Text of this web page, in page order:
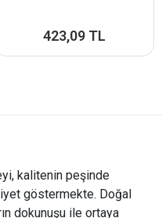
423,09 TL
kalitenin peşinde
göstermekte. Doğal
dokunuşu ile ortaya